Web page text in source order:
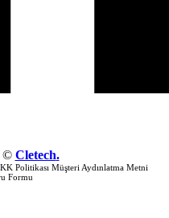
Cletech.
Politikası Müşteri Aydınlatma Metni
Formu